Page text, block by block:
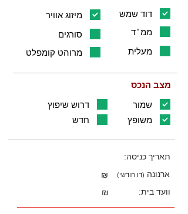
מיזוג אוויר
דוד שמש
סורגים
ממ"ד
מרוהט קומפלט
מעלית
מצב הנכס
דרוש שיפוץ
שמור
חדש
משופץ
תאריך כניסה:
₪
ארנונה (דו חודשי)
₪ וועד בית: